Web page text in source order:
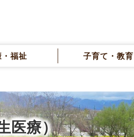
・福祉 子育て・教育
医療）